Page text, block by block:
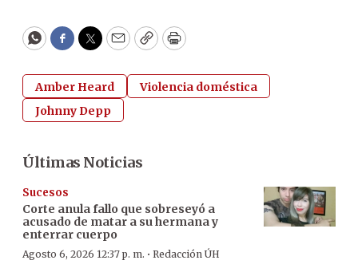
WhatsApp
Facebook
Twitter
EmailCopyPrint
Amber Heard
Violencia doméstica
Johnny Depp
Últimas Noticias
Sucesos
Corte anula fallo que sobreseyó a
acusado de matar a su hermana y
enterrar cuerpo
Agosto 6, 2026 12:37 p. m. · Redacción ÚH